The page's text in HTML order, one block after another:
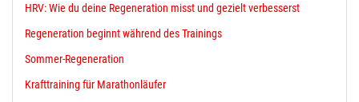
HRV: Wie du deine Regeneration misst und gezielt verbesserst
Regeneration beginnt während des Trainings
Sommer-Regeneration
Krafttraining für Marathonläufer